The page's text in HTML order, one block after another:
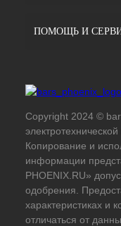
ПОМОЩЬ И
Copyright 2024 ©
Копирование и
информации
PHOENIX.RU»
одобрения.
характеристиках и
отличаться от